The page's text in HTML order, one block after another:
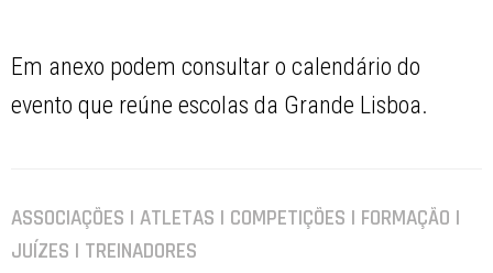
Em anexo podem consultar o calendário do
evento que reúne escolas da Grande Lisboa.
ASSOCIAÇÕES | ATLETAS | COMPETIÇÕES | FORMAÇÃO |
JUÍZES | TREINADORES